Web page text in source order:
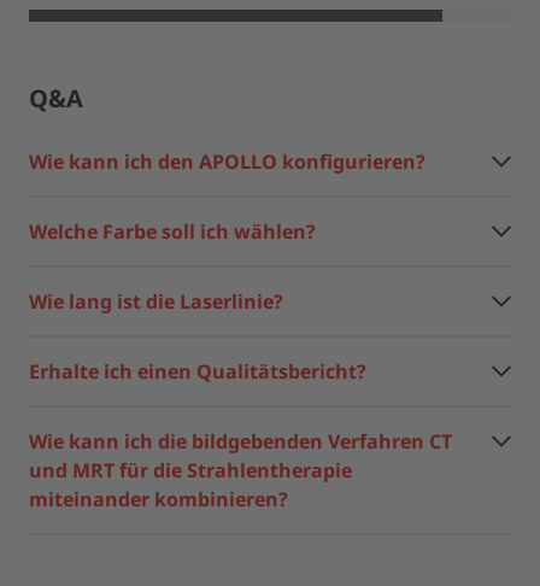
Q&A
Wie kann ich den APOLLO konfigurieren?
Welche Farbe soll ich wählen?
Wie lang ist die Laserlinie?
Erhalte ich einen Qualitätsbericht?
Wie kann ich die bildgebenden Verfahren CT
und MRT für die Strahlentherapie
miteinander kombinieren?